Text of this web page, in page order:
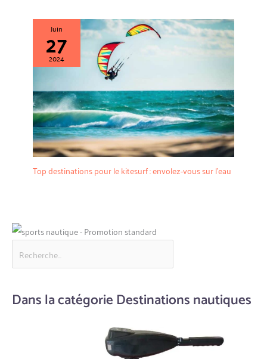
Juin
27
2024
Top destinations pour le kitesurf : envolez-vous sur l’eau
Dans la catégorie Destinations nautiques